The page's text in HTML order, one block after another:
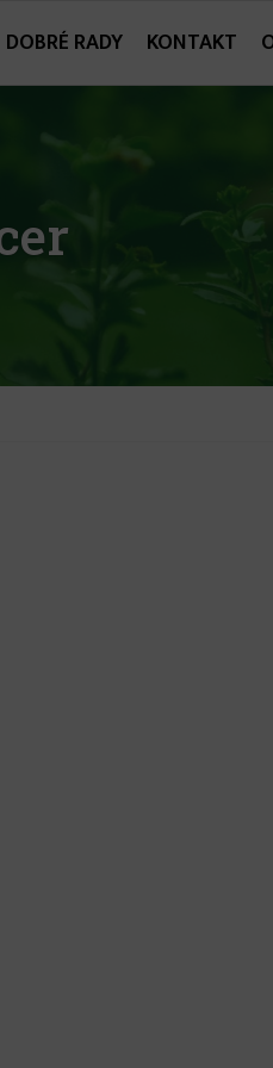
DOBRÉ RADY KONTAKT